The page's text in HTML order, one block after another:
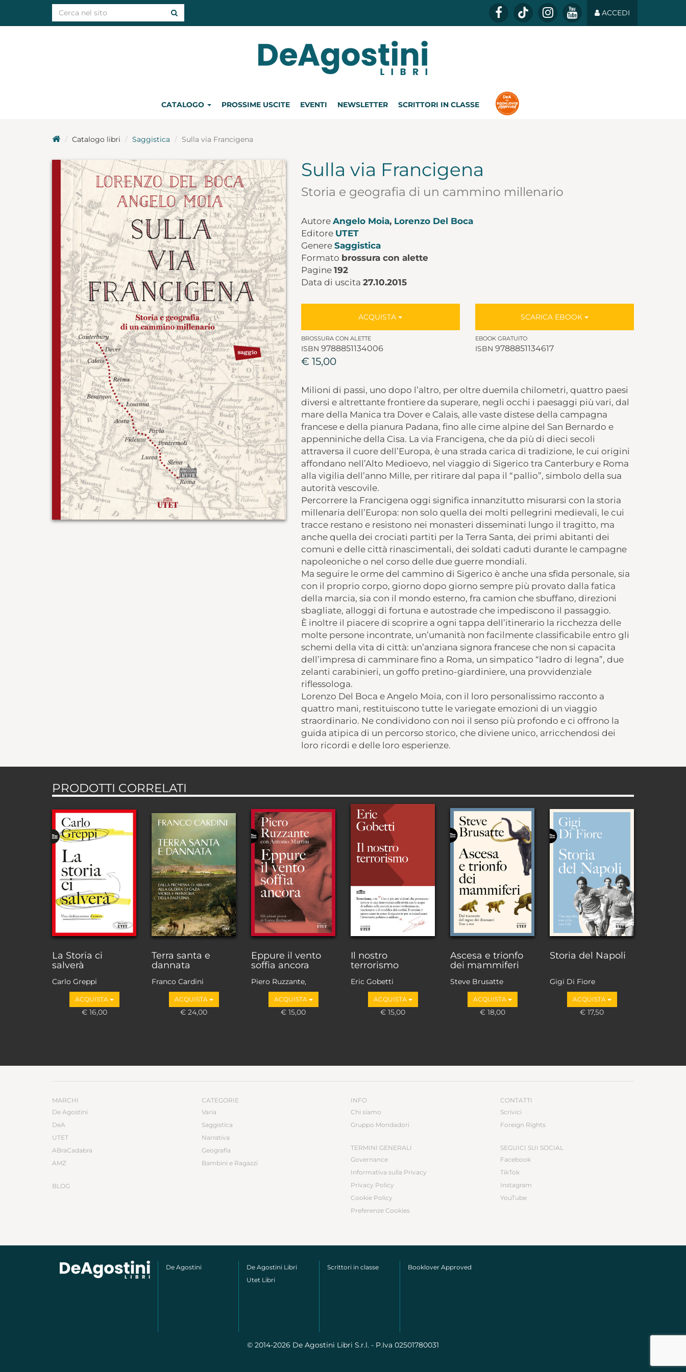
ACCEDI
CATALOGO PROSSIME USCITE EVENTI NEWSLETTER SCRITTORI IN CLASSE
Catalogo libri Saggistica Sulla via Francigena
Sulla via Francigena
Storia e geografia di un cammino millenario
Autore Angelo Moia, Lorenzo Del Boca
Editore UTET
Genere Saggistica
Formato brossura con alette
Pagine 192
Data di uscita 27.10.2015
ACQUISTA
BROSSURA CON ALETTE
ISBN 9788851134006
€ 15,00
SCARICA EBOOK
EBOOK GRATUITO
ISBN 9788851134617
Milioni di passi, uno dopo l’altro, per oltre duemila chilometri, quattro paesi
diversi e altrettante frontiere da superare, negli occhi i paesaggi più vari, dal
mare della Manica tra Dover e Calais, alle vaste distese della campagna
francese e della pianura Padana, fino alle cime alpine del San Bernardo e
appenniniche della Cisa. La via Francigena, che da più di dieci secoli
attraversa il cuore dell’Europa, è una strada carica di tradizione, le cui origini
affondano nell’Alto Medioevo, nel viaggio di Sigerico tra Canterbury e Roma
alla vigilia dell’anno Mille, per ritirare dal papa il “pallio”, simbolo della sua
autorità vescovile.
Percorrere la Francigena oggi significa innanzitutto misurarsi con la storia
millenaria dell’Europa: non solo quella dei molti pellegrini medievali, le cui
tracce restano e resistono nei monasteri disseminati lungo il tragitto, ma
anche quella dei crociati partiti per la Terra Santa, dei primi abitanti dei
comuni e delle città rinascimentali, dei soldati caduti durante le campagne
napoleoniche o nel corso delle due guerre mondiali.
Ma seguire le orme del cammino di Sigerico è anche una sfida personale, sia
con il proprio corpo, giorno dopo giorno sempre più provato dalla fatica
della marcia, sia con il mondo esterno, fra camion che sbuffano, direzioni
sbagliate, alloggi di fortuna e autostrade che impediscono il passaggio.
È inoltre il piacere di scoprire a ogni tappa dell’itinerario la ricchezza delle
molte persone incontrate, un’umanità non facilmente classificabile entro gli
schemi della vita di città: un’anziana signora francese che non si capacita
dell’impresa di camminare fino a Roma, un simpatico “ladro di legna”, due
zelanti carabinieri, un goffo pretino-giardiniere, una provvidenziale
riflessologa.
Lorenzo Del Boca e Angelo Moia, con il loro personalissimo racconto a
quattro mani, restituiscono tutte le variegate emozioni di un viaggio
straordinario. Ne condividono con noi il senso più profondo e ci offrono la
guida atipica di un percorso storico, che diviene unico, arricchendosi dei
loro ricordi e delle loro esperienze.
PRODOTTI CORRELATI
La Storia ci
salverà
Carlo Greppi
ACQUISTA
€ 16,00
Terra santa e
dannata
Franco Cardini
ACQUISTA
€ 24,00
Eppure il vento
soffia ancora
Piero Ruzzante,
Antonio Martini
ACQUISTA
€ 15,00
Il nostro
terrorismo
Eric Gobetti
ACQUISTA
€ 15,00
Ascesa e trionfo
dei mammiferi
Steve Brusatte
ACQUISTA
€ 18,00
Storia del Napoli
Gigi Di Fiore
ACQUISTA
€ 17,50
MARCHI
De Agostini
DeA
UTET
ABraCadabra
AMZ
BLOG
CATEGORIE
Varia
Saggistica
Narrativa
Geografia
Bambini e Ragazzi
INFO
Chi siamo
Gruppo Mondadori
TERMINI GENERALI
Governance
Informativa sulla Privacy
Privacy Policy
Cookie Policy
Preferenze Cookies
CONTATTI
Scrivici
Foreign Rights
SEGUICI SUI SOCIAL
Facebook
TikTok
Instagram
YouTube
De Agostini
De Agostini Libri
Utet Libri
Scrittori in classe Booklover Approved
© 2014-2026 De Agostini Libri S.r.l. - P.Iva 02501780031